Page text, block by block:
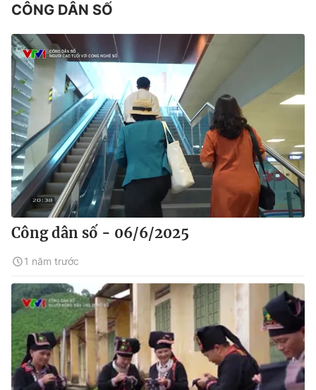
CÔNG DÂN SỐ
Công dân số - 06/6/2025
1 năm trước